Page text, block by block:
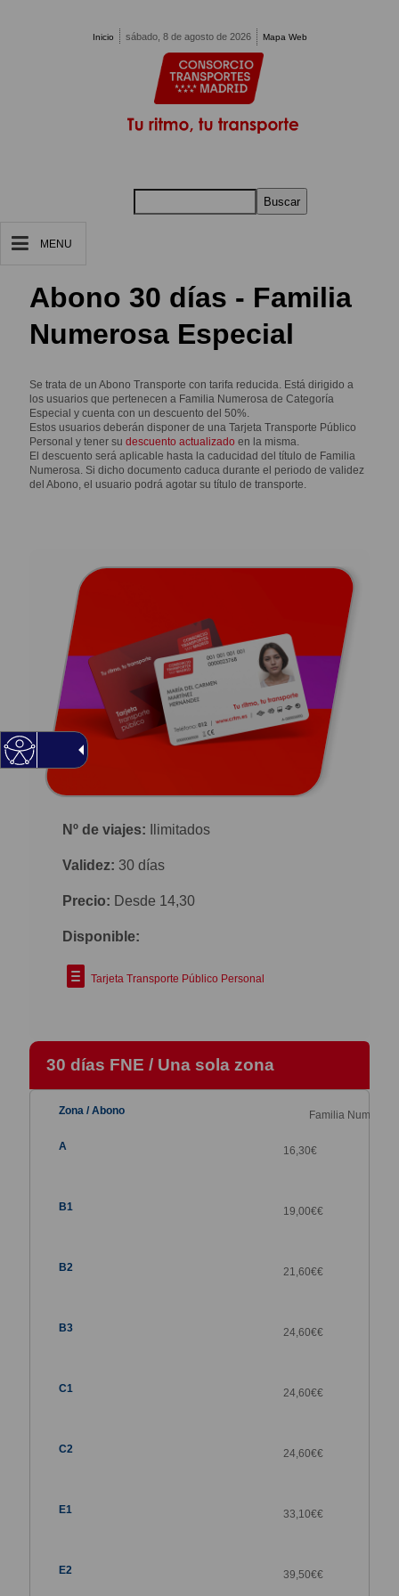
Inicio sábado, 8 de agosto de 2026 Mapa Web
Buscar
MENU
Abono 30 días - Familia
Numerosa Especial
Se trata de un Abono Transporte con tarifa reducida. Está dirigido a
los usuarios que pertenecen a Familia Numerosa de Categoría
Especial y cuenta con un descuento del 50%.
Estos usuarios deberán disponer de una Tarjeta Transporte Público
Personal y tener sudescuento actualizado en la misma.
El descuento será aplicable hasta la caducidad del título de Familia
Numerosa. Si dicho documento caduca durante el periodo de validez
del Abono, el usuario podrá agotar su título de transporte.
Nº de viajes: Ilimitados
Validez: 30 días
Precio: Desde 14,30
Disponible:
Tarjeta Transporte Público Personal
30 días FNE / Una sola zona
Familia
16,30€
19,00€€
21,60€€
24,60€€
24,60€€
24,60€€
33,10€€
39,50€€